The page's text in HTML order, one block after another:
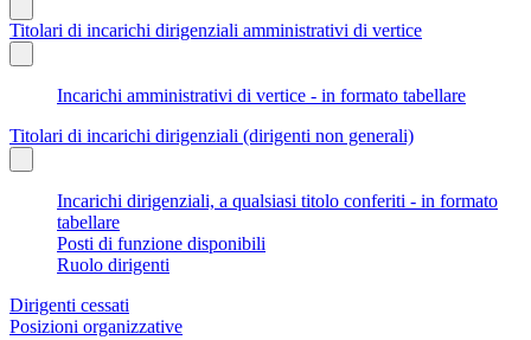
Titolari di incarichi dirigenziali amministrativi di vertice
Incarichi amministrativi di vertice - in formato tabellare
Titolari di incarichi dirigenziali (dirigenti non generali)
Incarichi dirigenziali, a qualsiasi titolo conferiti - in formato
tabellare
Posti di funzione disponibili
Ruolo dirigenti
Dirigenti cessati
Posizioni organizzative